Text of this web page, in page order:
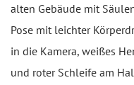
alten Gebäude mit
Pose mit leichter
in die Kamera, weißes
und roter Schleife am